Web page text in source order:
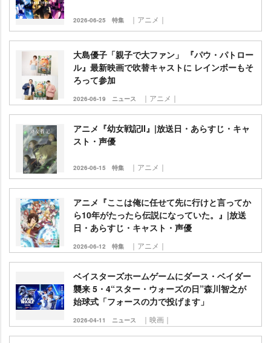
2026-06-25 特集 ｜アニメ｜
大島優子「親子で大ファン」 『パウ・パトロー
ル』最新映画で吹替キャストに レインボーもそ
ろって参加
2026-06-19 ニュース ｜アニメ｜
アニメ『幼女戦記II』|放送日・あらすじ・キャ
スト・声優
2026-06-15 特集 ｜アニメ｜
アニメ『ここは俺に任せて先に行けと言ってか
ら10年がたったら伝説になっていた。』|放送
日・あらすじ・キャスト・声優
2026-06-12 特集 ｜アニメ｜
ベイスターズホームゲームにダース・ベイダー
襲来 5・4“スター・ウォーズの日”森川智之が
始球式「フォースの力で投げます」
2026-04-11 ニュース ｜映画｜